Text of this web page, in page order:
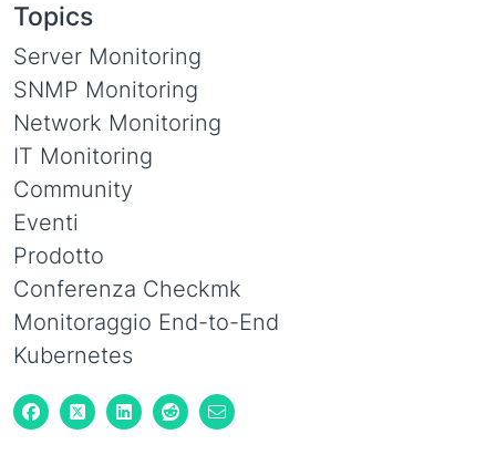
Topics
Server Monitoring
SNMP Monitoring
Network Monitoring
IT Monitoring
Community
Eventi
Prodotto
Conferenza Checkmk
Monitoraggio End-to-End
Kubernetes